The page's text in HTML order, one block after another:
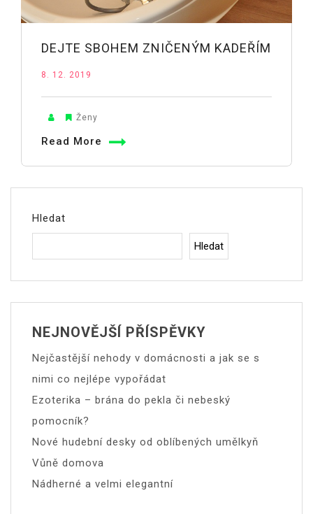
DEJTE SBOHEM ZNIČENÝM KADEŘÍM
8. 12. 2019
Ženy
Read More
Hledat
Hledat
NEJNOVĚJŠÍ PŘÍSPĚVKY
Nejčastější nehody v domácnosti a jak se s
nimi co nejlépe vypořádat
Ezoterika – brána do pekla či nebeský
pomocník?
Nové hudební desky od oblíbených umělkyň
Vůně domova
Nádherné a velmi elegantní